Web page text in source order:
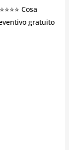
Cosa
gratuito